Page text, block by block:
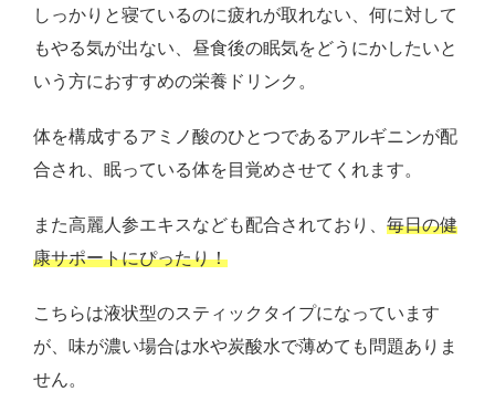
しっかりと寝ているのに疲れが取れない、何に対して
もやる気が出ない、昼食後の眠気をどうにかしたいと
いう方におすすめの栄養ドリンク。
体を構成するアミノ酸のひとつであるアルギニンが配
合され、眠っている体を目覚めさせてくれます。
また高麗人参エキスなども配合されており、 毎日の健
康サポートにぴったり！
こちらは液状型のスティックタイプになっています
が、味が濃い場合は水や炭酸水で薄めても問題ありま
せん。